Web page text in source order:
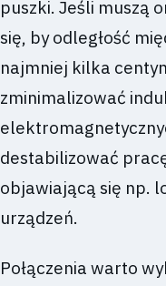
puszki. Jeśli muszą
się, by odległość
najmniej kilka
zminimalizować
destabilizować
objawiającą się np.
urządzeń.
Połączenia warto